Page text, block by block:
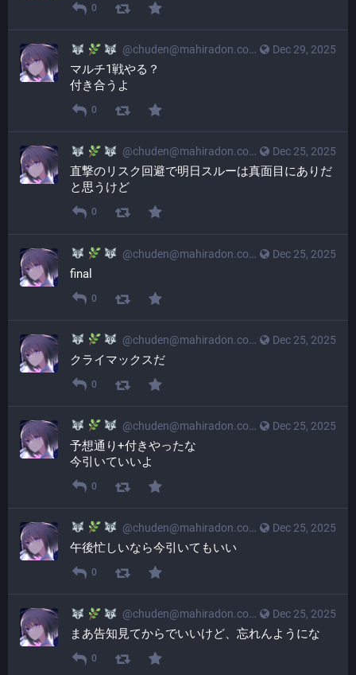
0
Dec 29, 2025
@chuden@mahiradon.com
マルチ1戦やる？
付き合うよ
0
Dec 25, 2025
@chuden@mahiradon.com
直撃のリスク回避で明日スルーは真面目にありだ
と思うけど
0
Dec 25, 2025
@chuden@mahiradon.com
final
0
Dec 25, 2025
@chuden@mahiradon.com
クライマックスだ
0
Dec 25, 2025
@chuden@mahiradon.com
予想通り+付きやったな
今引いていいよ
0
Dec 25, 2025
@chuden@mahiradon.com
午後忙しいなら今引いてもいい
0
Dec 25, 2025
@chuden@mahiradon.com
まあ告知見てからでいいけど、忘れんようにな
0